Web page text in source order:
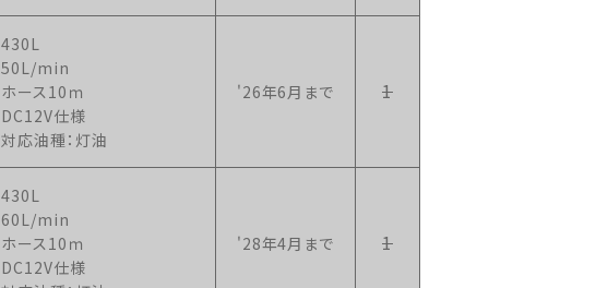
430L
50L/min
ホース10ｍ
DC12V仕様
対応油種：灯油
'26年6月まで 1
430L
60L/min
ホース10ｍ
DC12V仕様
'28年4月まで 1